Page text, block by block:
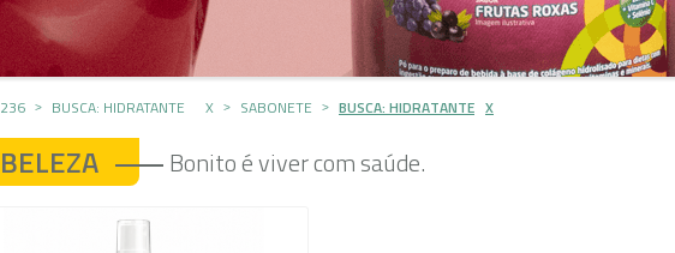
236 BUSCA: HIDRATANTE X SABONETE BUSCA: HIDRATANTE X
BELEZA Bonito é viver com saúde.